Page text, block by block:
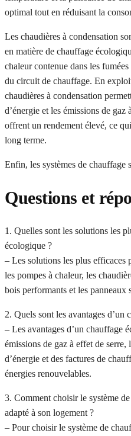
optimal tout en réduisant la
Les chaudières à condensation
en matière de chauffage
chaleur contenue dans les
du circuit de chauffage. En
chaudières à condensation
d’énergie et les émissions de
offrent un rendement élevé, ce
long terme.
Enfin, les systèmes de chauffage
Questions et
1. Quelles sont les solutions les
écologique ?
– Les solutions les plus efficaces
les pompes à chaleur, les
bois performants et les panneaux
2. Quels sont les avantages d’un
– Les avantages d’un chauffage
émissions de gaz à effet de
d’énergie et des factures de
énergies renouvelables.
3. Comment choisir le système
adapté à son logement ?
– Pour choisir le système de